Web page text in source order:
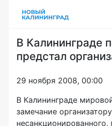
В Калининграде
предстал
29 ноября 2008, 00:00
В Калининграде
замечание организатору